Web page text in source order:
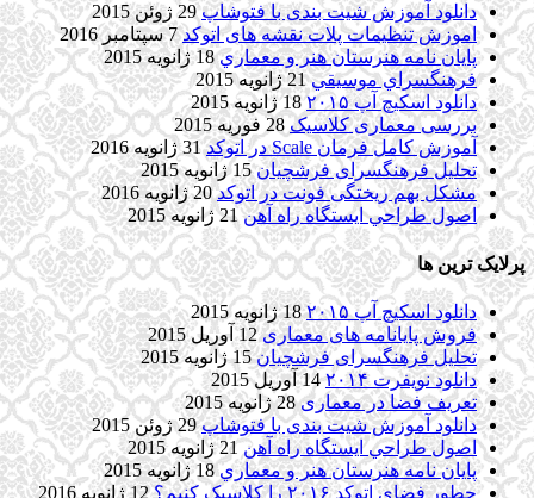
دانلود آموزش شیت بندی با فتوشاپ 29 ژوئن 2015
اموزش تنظیمات پلات نقشه های اتوکد 7 سپتامبر 2016
پایان نامه هنرستان هنر و معماري 18 ژانویه 2015
فرهنگسراي موسيقي 21 ژانویه 2015
دانلود اسکیچ آپ ۲۰۱۵
18 ژانویه 2015
بررسی معماری کلاسیک 28 فوریه 2015
آموزش کامل فرمان Scale در اتوکد
31 ژانویه 2016
تحلیل فرهنگسرای فرشچیان 15 ژانویه 2015
مشکل بهم ریختگی فونت در اتوکد 20 ژانویه 2016
اصول طراحي ایستگاه راه آهن 21 ژانویه 2015
پرلایک ترین ها
دانلود اسکیچ آپ ۲۰۱۵
18 ژانویه 2015
فروش پایانامه های معماری 12 آوریل 2015
تحلیل فرهنگسرای فرشچیان 15 ژانویه 2015
دانلود نویفرت ۲۰۱۴
14 آوریل 2015
تعریف فضا در معماری 28 ژانویه 2015
دانلود آموزش شیت بندی با فتوشاپ 29 ژوئن 2015
اصول طراحي ایستگاه راه آهن 21 ژانویه 2015
پایان نامه هنرستان هنر و معماري 18 ژانویه 2015
چطور فضای اتوکد ۲۰۱۶ را کلاسیک کنیم؟
12 ژانویه 2016